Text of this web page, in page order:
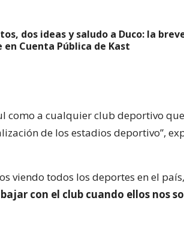
dos ideas y saludo a Duco: la
en Cuenta Pública de Kast
como a cualquier club deportivo
de los estadios deportivo”,
viendo todos los deportes en el país,
con el club cuando ellos nos